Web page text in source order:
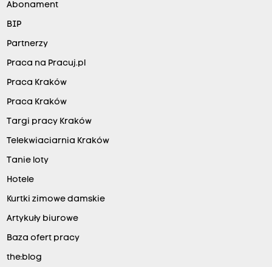
Abonament
BIP
Partnerzy
Praca na Pracuj.pl
Praca Kraków
Praca Kraków
Targi pracy Kraków
Telekwiaciarnia Kraków
Tanie loty
Hotele
Kurtki zimowe damskie
Artykuły biurowe
Baza ofert pracy
the:blog